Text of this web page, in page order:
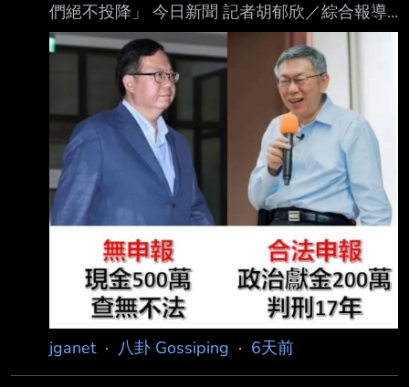
們絕不投降」 今日新聞 記者胡郁欣／綜合報導
民眾黨今（2）日在台中舉辦7週年黨慶，創黨主
席柯文哲致詞再怒批執政黨，用一句「抗中 保
台」把大家都打成中共同路人，他更再次怒喊
「賴清德，我們絕對不會投降！」引台下支 持
者群情激憤、大聲歡呼。柯文哲最後強調，「台
灣民眾黨永遠站在台灣這一邊、民眾這一
邊」，這一群人會走到台灣更多的角落。 柯文
哲今致詞表示，今天看見這麼多人，他非常感
動，創立初期被說是一時的政治現象，甚 至有
人說，沒有柯文哲出來選，民眾黨就會自然消
失，但7年
jganet· 八卦 Gossiping · 6天前